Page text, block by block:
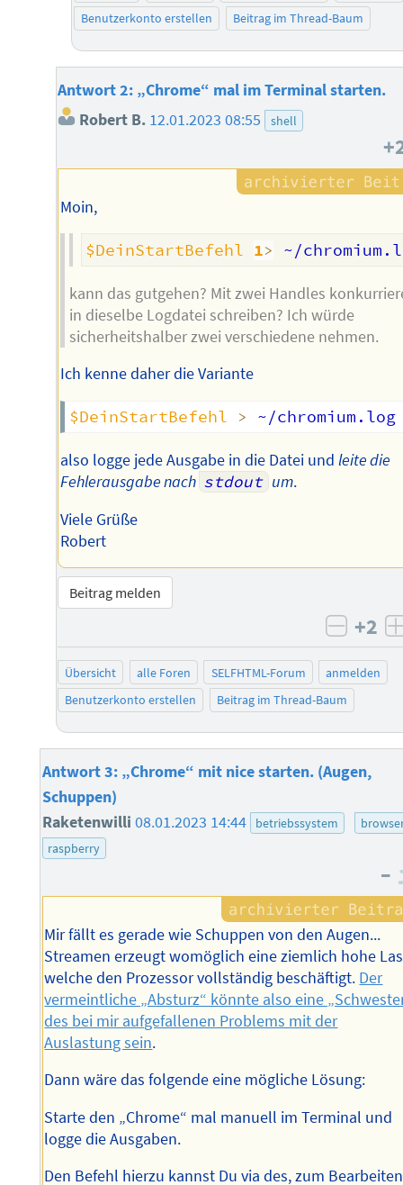
Benutzerkonto erstellen
Beitrag im Thread-Baum
Antwort 2: „Chrome“ mal im Terminal starten.
Robert B. 12.01.2023 08:55 shell
Moin,
$DeinStartBefehl 1> ~/
kann das gutgehen? Mit zwei Handles
in dieselbe Logdatei schreiben? Ich würde
sicherheitshalber zwei verschiedene nehmen.
Ich kenne daher die Variante
$DeinStartBefehl > ~/
also logge jede Ausgabe in die Datei undleite die
Fehlerausgabe nach stdout um.
Viele Grüße
Robert
Beitrag melden
+2
Übersicht alle Foren SELFHTML-Forum
anmelden
Benutzerkonto erstellen
Beitrag im Thread-Baum
Antwort 3: „Chrome“ mit nice starten. (Augen,
Schuppen)
Raketenwilli 08.01.2023 14:44 betriebssystem
raspberry
–
Mir fällt es gerade wie Schuppen von den Augen...
Streamen erzeugt womöglich eine ziemlich hohe
welche den Prozessor vollständig beschäftigt. Der
vermeintliche „Absturz“ könnte also eine
des bei mir aufgefallenen Problems mit der
Auslastung sein.
Dann wäre das folgende eine mögliche Lösung:
Starte den „Chrome“ mal manuell im Terminal und
logge die Ausgaben.
Den Befehl hierzu kannst Du via des, zum Bearbeiten